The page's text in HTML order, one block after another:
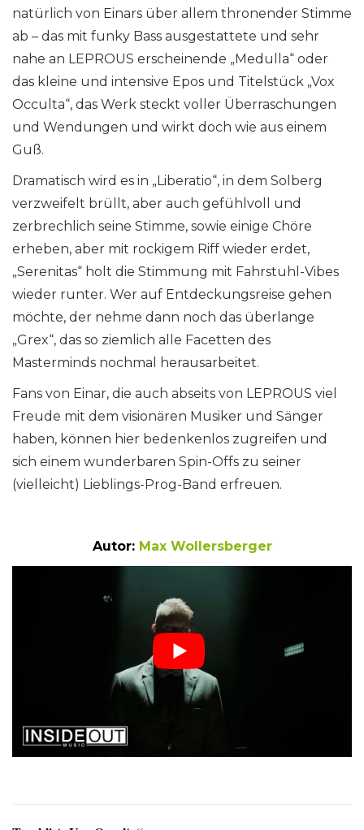
natürlich von Einars über allem thronender Stimme
ab – das mit funky Bass ausgestattete und sehr
nahe an LEPROUS erscheinende „Medulla“ oder
das kleine und intensive Epos und Titelstück „Vox
Occulta“, das Werk steckt voller Überraschungen
und Wendungen und wirkt doch wie aus einem
Guß.
Dramatisch wird es in „Liberatio“, in dem Solberg
verzweifelt brüllt, aber auch gefühlvoll und
zerbrechlich seine Stimme, sowie einige Chöre
erheben, aber mit rockigem Riff wieder erdet,
„Serenitas“ holt die Stimmung mit Fahrstuhl-Vibes
wieder runter. Wer auf Entdeckungsreise gehen
möchte, der nehme dann noch das überlange
„Grex“, das so ziemlich alle Facetten des
Masterminds nochmal herausarbeitet.
Fans von Einar, die auch abseits von LEPROUS viel
Freude mit dem visionären Musiker und Sänger
haben, können hier bedenkenlos zugreifen und
sich einem wunderbaren Spin-Offs zu seiner
(vielleicht) Lieblings-Prog-Band erfreuen.
Autor: Max Wollersberger